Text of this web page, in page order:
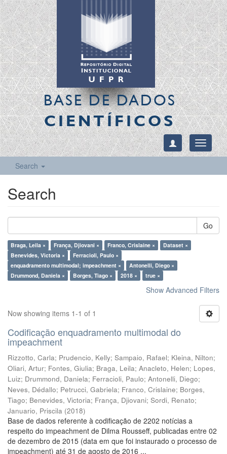
BASE DE DADOS
CIENTÍFICOS
Toggle
Search
Search
Go
Braga, Leila × França, Djiovani × Franco, Crislaine ×
Dataset ×
Benevides, Victoria ×
Ferracioli, Paulo ×
enquadramento multimodal; impeachment ×
Antonelli, Diego ×
Drummond, Daniela ×
Borges, Tiago × 2018 × true ×
Show Advanced Filters
Now showing items 1-1 of 1
Codificação enquadramento multimodal do
impeachment
Rizzotto, Carla; Prudencio, Kelly; Sampaio, Rafael; Kleina, Nilton;
Oliari, Artur; Fontes, Giulia; Braga, Leila; Anacleto, Helen; Lopes,
Luiz; Drummond, Daniela; Ferracioli, Paulo; Antonelli, Diego;
Neves, Dédallo; Petrucci, Gabriela; Franco, Crislaine; Borges,
Tiago; Benevides, Victoria; França, Djiovani; Sordi, Renato;
Januario, Priscila (2018)
Base de dados referente à codificação de 2202 notícias a
respeito do impeachment de Dilma Rousseff, publicadas entre 02
de dezembro de 2015 (data em que foi instaurado o processo de
impeachment) até 31 de agosto de 2016 ...